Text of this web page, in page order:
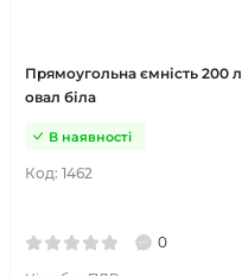
Прямоугольна ємність 200 л
овал біла
Код: 1462
В наявності
0